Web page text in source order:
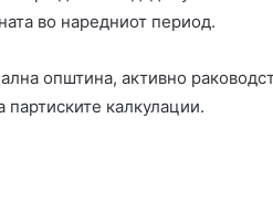
во наредниот период.
општина, активно
партиските калкулации.